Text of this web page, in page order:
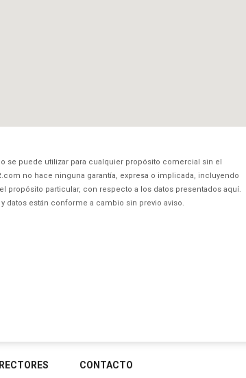
se puede utilizar para cualquier propósito comercial sin el
no hace ninguna garantía, expresa o implicada, incluyendo
particular, con respecto a los datos presentados aquí.
datos están conforme a cambio sin previo aviso.
CONTACTO